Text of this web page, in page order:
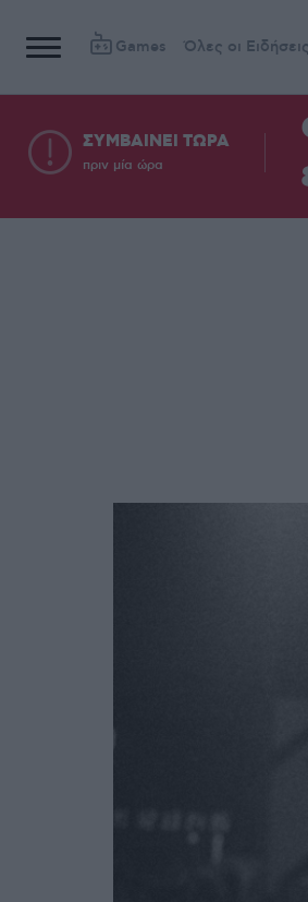
Games Όλες οι Ειδήσεις
ΣΥΜΒΑΙΝΕΙ ΤΩΡΑ
πριν μία ώρα